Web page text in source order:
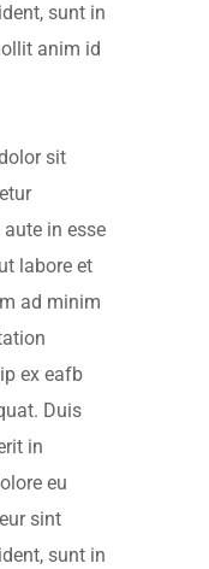
sunt in
anim id
sit
in esse
labore et
ad minim
ex eafb
Duis
in
eu
sint
sunt in